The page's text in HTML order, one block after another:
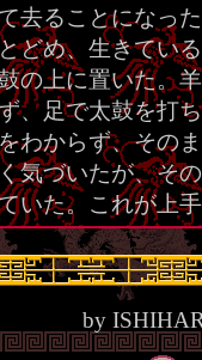
去ることになっ
どめ、生きてい
の上に置いた。
、足で太鼓を打
わからず、その
気づいたが、そ
いた。これが上
by